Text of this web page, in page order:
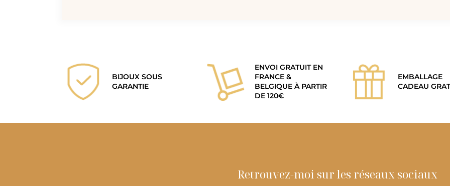
BIJOUX SOUS
GARANTIE
ENVOI GRATUIT EN
FRANCE &
BELGIQUE À PARTIR
DE 120€
EMBALLAGE
CADEAU
Retrouvez-moi sur les réseaux sociaux